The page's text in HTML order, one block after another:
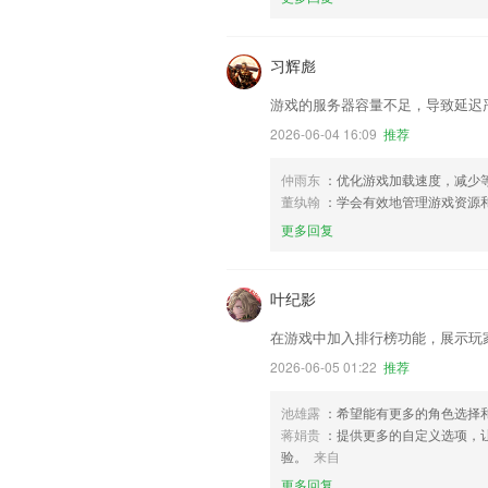
习辉彪
游戏的服务器容量不足，导致延迟
2026-06-04 16:09 推荐
仲雨东 ：优化游戏加载速度，减
董纨翰 ：学会有效地管理游戏资源
更多回复
叶纪影
在游戏中加入排行榜功能，展示
2026-06-05 01:22 推荐
池雄露 ：希望能有更多的角色选择
蒋娟贵 ：提供更多的自定义选项
验。
来自
更多回复